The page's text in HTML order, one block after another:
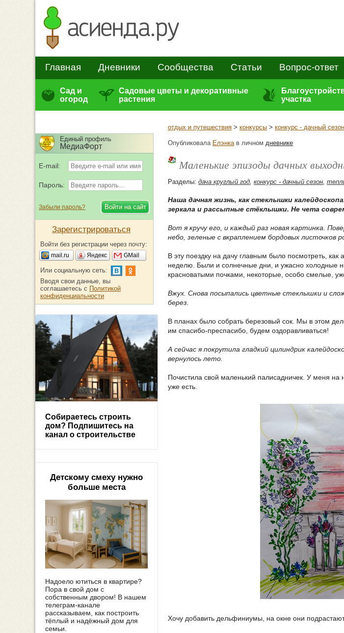
Главная Дневники Сообщества Статьи Вопрос-ответ
Сад и
огород
Садовые цветы и декоративные
растения
участка
отдых и путешествия > конкурсы > конкурс - дачный сезон
Опубликовала Елэнкав личном дневнике
Маленькие эпизоды дачных
Разделы: дача круглый год, конкурс - дачный сезон,
Наша дачная жизнь, как стеклышки
зеркала и рассыпные стёклышки. Не чета
Вот я кручу его, и каждый раз новая картинка.
небо, зеленые с вкраплением бордовых листочков
В эту поездку на дачу главным было посмотреть,
неделю. Были и солнечные дни, и ужасно холодные
красноватыми почками, некоторые, особо смелые,
Вжух. Снова посыпались цветные стеклышки и
берез.
В планах было собрать березовый сок. Мы в этом
им спасибо-преспасибо, будем оздоравливаться!
А сейчас я покрутила гладкий цилиндрик
вернулось лето.
Почистила свой маленький палисадничек. У меня на
уже есть.
Хочу добавить дельфиниумы, на окне они
Единый профиль
МедиаФорт
E-mail:
Пароль:
Забыли пароль?
Зарегистрироваться
Войти без регистрации через почту:
mail.ru Яндекс GMail
Или социальную сеть:
Вводя свои данные, вы
соглашаетесь с Политикой
конфиденциальности
Собираетесь строить
дом? Подпишитесь на
канал о строительстве
Детскому смеху нужно
больше места
Надоело ютиться в квартире?
Пора в свой дом с
собственным двором! В нашем
телеграм-канале
рассказываем, как построить
тёплый и надёжный дом для
семьи.